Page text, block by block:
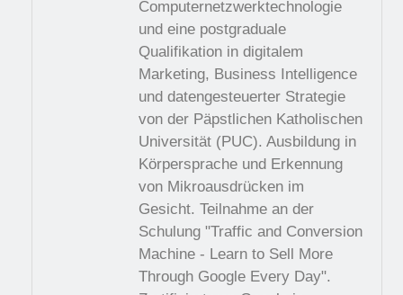
Computernetzwerktechnologie
und eine postgraduale
Qualifikation in digitalem
Marketing, Business Intelligence
und datengesteuerter Strategie
von der Päpstlichen Katholischen
Universität (PUC). Ausbildung in
Körpersprache und Erkennung
von Mikroausdrücken im
Gesicht. Teilnahme an der
Schulung "Traffic and Conversion
Machine - Learn to Sell More
Through Google Every Day".